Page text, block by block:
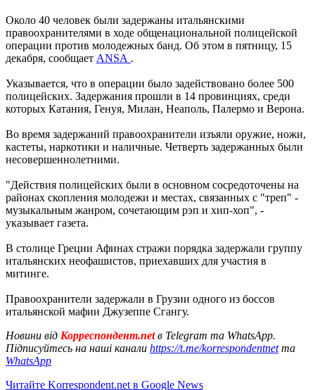
Около 40 человек были задержаны итальянскими
правоохранителями в ходе общенациональной полицейской
операции против молодежных банд. Об этом в пятницу, 15
декабря, сообщает ANSA .
Указывается, что в операции было задействовано более 500
полицейских. Задержания прошли в 14 провинциях, среди
которых Катания, Генуя, Милан, Неаполь, Палермо и Верона.
Во время задержаний правоохранители изъяли оружие, ножи,
кастеты, наркотики и наличные. Четверть задержанных были
несовершеннолетними.
"Действия полицейских были в основном сосредоточены на
районах скопления молодежи и местах, связанных с "треп" -
музыкальным жанром, сочетающим рэп и хип-хоп", -
указывает газета.
В столице Греции Афинах стражи порядка задержали группу
итальянских неофашистов, приехавших для участия в
митинге.
Правоохранители задержали в Грузии одного из боссов
итальянской мафии Джузеппе Сгангу.
Новини від Корреспондент.netв Telegram та WhatsApp.
Підписуйтесь на наші канали https://t.me/korrespondentnetта
WhatsApp
Читайте Korrespondent.net в Google News